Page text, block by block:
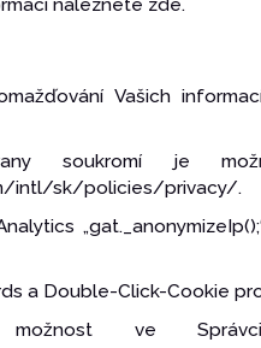
naleznete zde.
Vašich
soukromí je
intl/sk/policies/privacy/.
a Double-Click-Cookie
ve